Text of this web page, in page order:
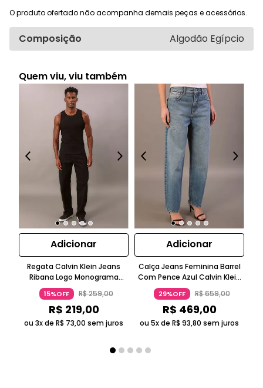
O produto ofertado não acompanha demais peças e acessórios.
Composição Algodão Egípcio
Quem viu, viu também
Adicionar
Regata Calvin Klein Jeans
Ribana Logo Monograma
Preto
15%OFF R$259,00
R$ 219,00
ou 3x de R$ 73,00 sem juros
Adicionar
Calça Jeans Feminina Barrel
Com Pence Azul Calvin Klein
Jeans
29%OFF R$659,00
R$ 469,00
ou 5x de R$ 93,80 sem juros